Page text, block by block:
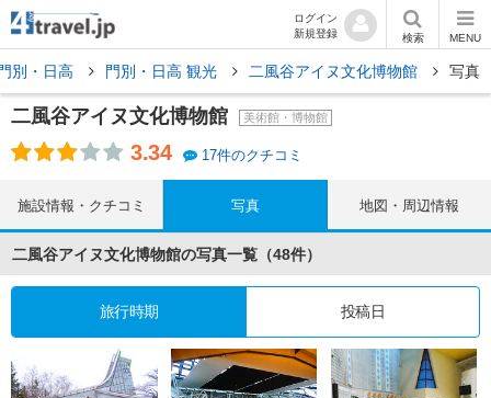
ログイン
新規登録
検索 MENU
別・日高 門別・日高 観光 二風谷アイヌ文化博物館 写真
二風谷アイヌ文化博物館 美術館・博物館
3.34 17件のクチコミ
施設情報・クチコミ 写真 地図・周辺情報
二風谷アイヌ文化博物館の写真一覧（48件）
旅行時期 投稿日